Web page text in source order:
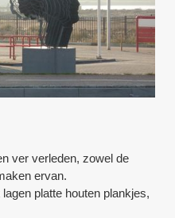
ver verleden, zowel de
ervan.
platte houten plankjes,